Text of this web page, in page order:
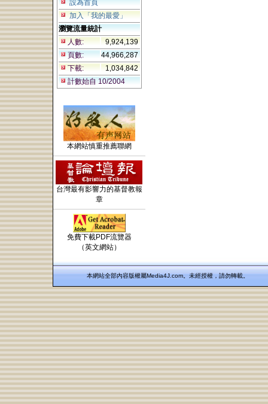
設為首頁
加入「我的最愛」
瀏覽流量統計
人數:
9,924,139
頁數:
44,966,287
下載:
1,034,842
計數始自 10/2004
本網站慎重推薦聯網
台灣最有影響力的基督教報
章
免費下載PDF流覽器
（英文網站）
本網站全部內容版權屬Media4J.com。未經授權，請勿轉載。